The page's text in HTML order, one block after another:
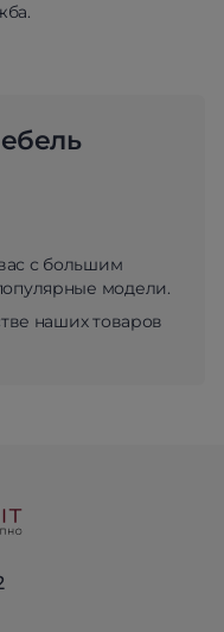
с большим
модели.
наших товаров